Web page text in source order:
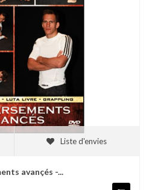
Liste d'envies
avançés -...